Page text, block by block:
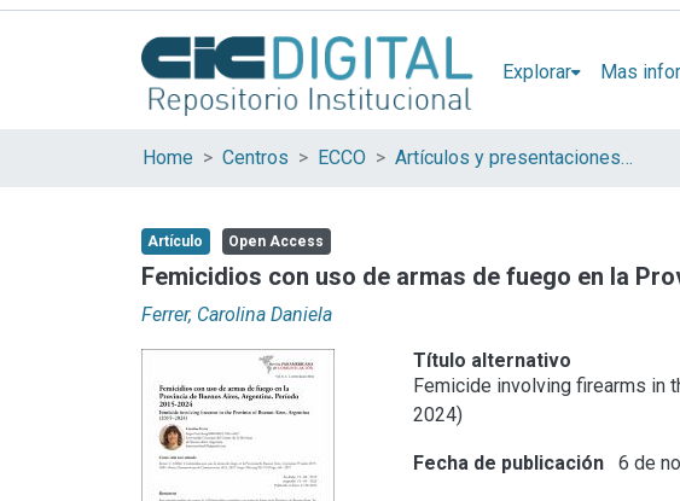
Explorar Mas
Home Centros ECCO Artículos y presentaciones en Congresos (ECCO)
Artículo Open Access
Femicidios con uso de armas de fuego en la
Ferrer, Carolina Daniela
Título alternativo
Femicide involving firearms in
2024)
Fecha de publicación 6 de